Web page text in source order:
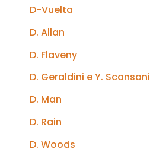
D-Vuelta
D. Allan
D. Flaveny
D. Geraldini e Y. Scansani
D. Man
D. Rain
D. Woods